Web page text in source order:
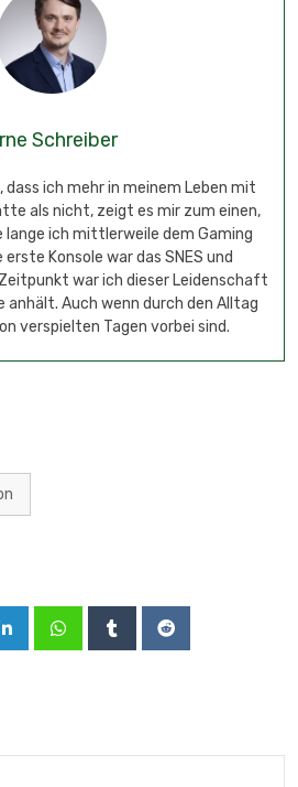
Schreiber
dass ich mehr in meinem Leben mit
als nicht, zeigt es mir zum einen,
lange ich mittlerweile dem Gaming
Konsole war das SNES und
war ich dieser Leidenschaft
anhält. Auch wenn durch den Alltag
verspielten Tagen vorbei sind.